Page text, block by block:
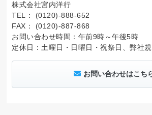
株式会社宮内洋行
TEL： (0120)-888-652
FAX： (0120)-887-868
お問い合わせ時間：午前9時～午後5時
定休日：土曜日・日曜日・祝祭日、弊社規
お問い合わせはこち